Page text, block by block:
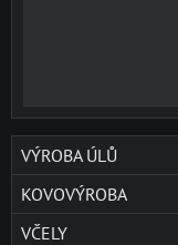
VÝROBA ÚLŮ
KOVOVÝROBA
VČELY